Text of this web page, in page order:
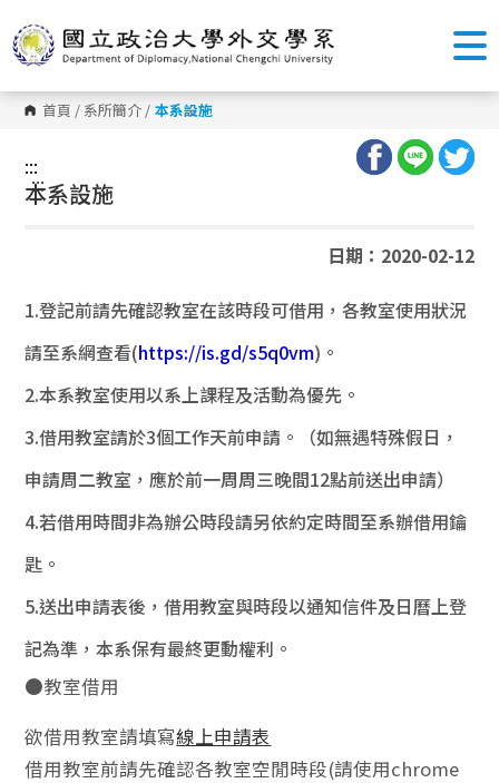
到
主
要
內
容
區 首頁 / 系所簡介 / 本系設施
:::
:::
本系設施
日期：2020-02-12
1.登記前請先確認教室在該時段可借用，各教室使用狀況
請至系網查看(https://is.gd/s5q0vm)。
2.本系教室使用以系上課程及活動為優先。
3.借用教室請於3個工作天前申請。（如無遇特殊假日，
申請周二教室，應於前一周周三晚間12點前送出申請）
4.若借用時間非為辦公時段請另依約定時間至系辦借用鑰
匙。
5.送出申請表後，借用教室與時段以通知信件及日曆上登
記為準，本系保有最終更動權利。
●教室借用
欲借用教室請填寫線上申請表
借用教室前請先確認各教室空閒時段(請使用chrome